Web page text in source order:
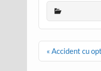
Post
« Accident cu